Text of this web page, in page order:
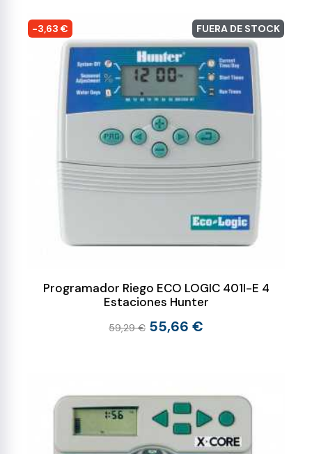
-3,63 € FUERA DE STOCK
Programador Riego ECO LOGIC 401I-E 4
Estaciones Hunter
59,29 € 55,66 €